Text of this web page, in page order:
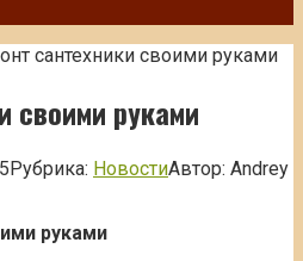
сантехники своими руками
своими руками
Рубрика: НовостиАвтор: Andrey
руками